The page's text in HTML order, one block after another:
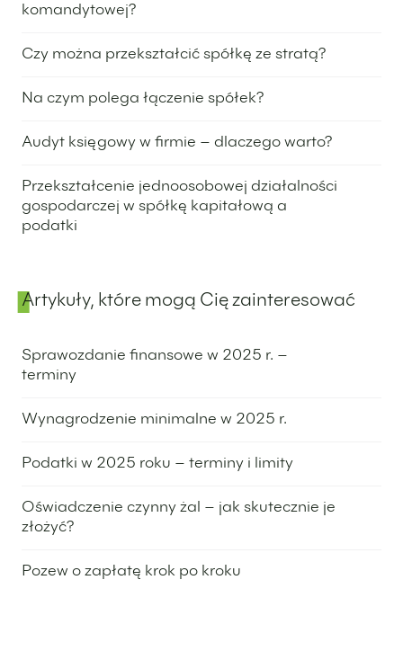
komandytowej?
Czy można przekształcić spółkę ze stratą?
Na czym polega łączenie spółek?
Audyt księgowy w firmie – dlaczego warto?
Przekształcenie jednoosobowej działalności
gospodarczej w spółkę kapitałową a
podatki
Artykuły, które mogą Cię zainteresować
Sprawozdanie finansowe w 2025 r. –
terminy
Wynagrodzenie minimalne w 2025 r.
Podatki w 2025 roku – terminy i limity
Oświadczenie czynny żal – jak skutecznie je
złożyć?
Pozew o zapłatę krok po kroku